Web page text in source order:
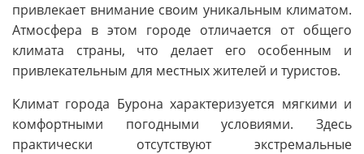
привлекает внимание своим уникальным климатом.
Атмосфера в этом городе отличается от общего
климата страны, что делает его особенным и
привлекательным для местных жителей и туристов.
Климат города Бурона характеризуется мягкими и
комфортными погодными условиями. Здесь
практически отсутствуют экстремальные